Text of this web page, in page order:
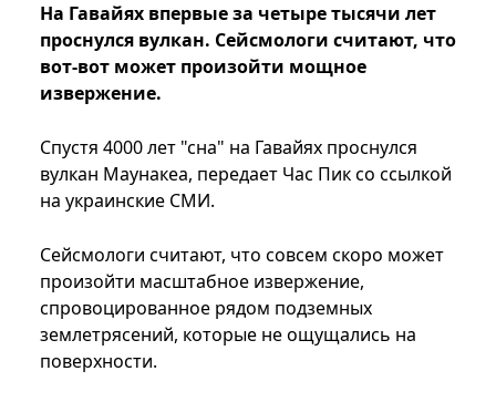
На Гавайях впервые за четыре тысячи лет
проснулся вулкан. Сейсмологи считают, что
вот-вот может произойти мощное
извержение.
Спустя 4000 лет "сна" на Гавайях проснулся
вулкан Маунакеа, передает Час Пик со ссылкой
на украинские СМИ.
Сейсмологи считают, что совсем скоро может
произойти масштабное извержение,
спровоцированное рядом подземных
землетрясений, которые не ощущались на
поверхности.